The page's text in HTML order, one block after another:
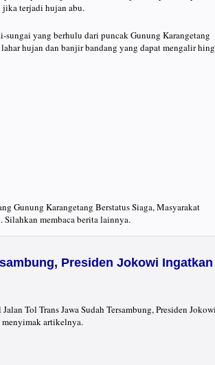
jika terjadi hujan abu.
yang berhulu dari puncak Gunung Karangetang
hujan dan banjir bandang yang dapat mengalir
Gunung Karangetang Berstatus Siaga, Masyarakat
membaca berita lainnya.
Presiden Jokowi Ingatkan
Tol Trans Jawa Sudah Tersambung, Presiden
menyimak artikelnya.